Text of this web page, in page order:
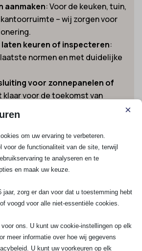
aanmaken: Voor de keuken, tuin,
– wij zorgen voor
keuren of inspecteren:
normen en met duidelijke
voor zonnepanelen of
klaar voor de toekomst van
werken.
? Vraag gemakkelijk jouw prijs
maat.
SA Elektro Experts in
betekent zeker zijn van:
vakmensen: Altijd
NEN-normen, VCA en
×
om uw ervaring te verbeteren.
voor de functionaliteit van de site, terwijl
te analyseren en te
en maak uw keuze.
jaar, zorg er dan voor dat u toestemming hebt
voogd voor alle niet-essentiële cookies.
ons. U kunt uw cookie-instellingen op elk
meer informatie over hoe wij gegevens
U kunt uw voorkeuren op elk